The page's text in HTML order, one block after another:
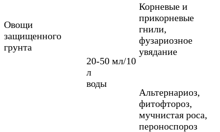
Овощи
защищенного
грунта
20-50 мл/10
л
воды
Корневые и
прикорневые
гнили,
фузариозное
увядание
Альтернариоз,
фитофтороз,
мучнистая роса,
пероноспороз